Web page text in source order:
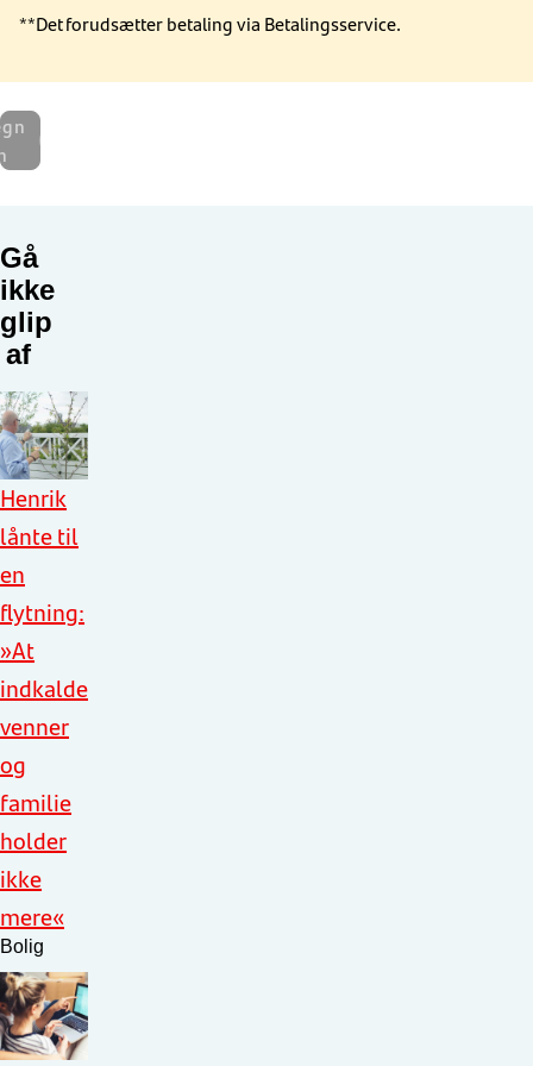
**Det forudsætter betaling via Betalingsservice.
Gå
ikke
glip
af
Henrik
lånte til
en
flytning:
»At
indkalde
venner
og
familie
holder
ikke
mere«
Bolig